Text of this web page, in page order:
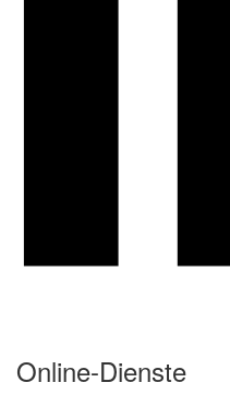
Online-Dienste